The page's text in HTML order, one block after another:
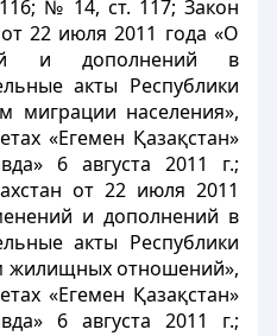
№ 14, ст. 117; Закон
22 июля 2011 года «О
и дополнений в
акты Республики
миграции населения»,
«Егемен Қазақстан»
6 августа 2011 г.;
от 22 июля 2011
и дополнений в
акты Республики
жилищных отношений»,
«Егемен Қазақстан»
6 августа 2011 г.;